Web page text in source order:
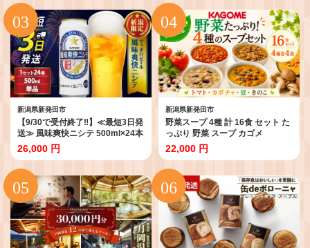
ンプ ボローニャ 缶 セット プレー
ン チョコ メープル 長期保存 J20
末 年始 新年 お雑煮 新潟県 新潟
新発田 J29_02
新潟県新発田市
【9/30で受付終了‼】≪最短3日発
送≫ 風味爽快ニシテ 500ml×24本
ビール 新潟 限定 ビイル サッポロ
ビール サッポロ ご当地 取り寄せ
酒 お酒 さけ sake アルコール ギ
フト プレゼント 贈り物 セット お
土産 人気 おすすめ 新潟県 新発田
市 shinbo006_01
26,000 円
新潟県新発田市
野菜スープ 4種 計 16食 セット た
っぷり 野菜 スープ カゴメ
kagome 野 菜 yasai トマト かぼ
ちゃ やさい ヤサイ 豆 まめ
vegetarian ベジタリアン ギフト
贈答 プレゼント 長期保存 常温 備
蓄 防災 保存食 新潟 新潟県 新発田
J56
22,000 円